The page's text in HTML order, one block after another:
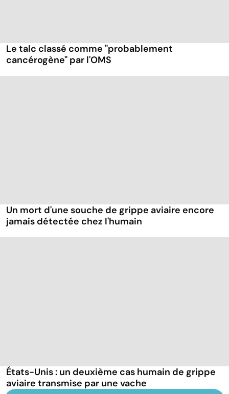
Le talc classé comme "probablement
cancérogène" par l'OMS
Un mort d'une souche de grippe aviaire encore
jamais détectée chez l'humain
États-Unis : un deuxième cas humain de grippe
aviaire transmise par une vache